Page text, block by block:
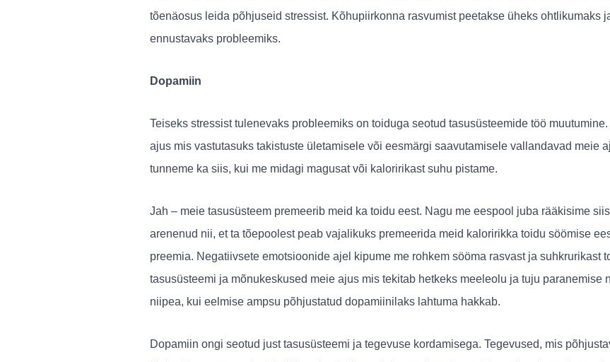
tõenäosus leida põhjuseid stressist. Kõhupiirkonna rasvumist peetakse üheks ohtlikumaks
ennustavaks probleemiks.
Dopamiin
Teiseks stressist tulenevaks probleemiks on toiduga seotud tasusüsteemide töö
ajus mis vastutasuks takistuste ületamisele või eesmärgi saavutamisele vallandavad meie
tunneme ka siis, kui me midagi magusat või kaloririkast suhu pistame.
Jah – meie tasusüsteem premeerib meid ka toidu eest. Nagu me eespool juba rääkisime
arenenud nii, et ta tõepoolest peab vajalikuks premeerida meid kaloririkka toidu söömise
preemia. Negatiivsete emotsioonide ajel kipume me rohkem sööma rasvast ja suhkrurikast
tasusüsteemi ja mõnukeskused meie ajus mis tekitab hetkeks meeleolu ja tuju paranemise
niipea, kui eelmise ampsu põhjustatud dopamiinilaks lahtuma hakkab.
Dopamiin ongi seotud just tasusüsteemi ja tegevuse kordamisega. Tegevused, mis